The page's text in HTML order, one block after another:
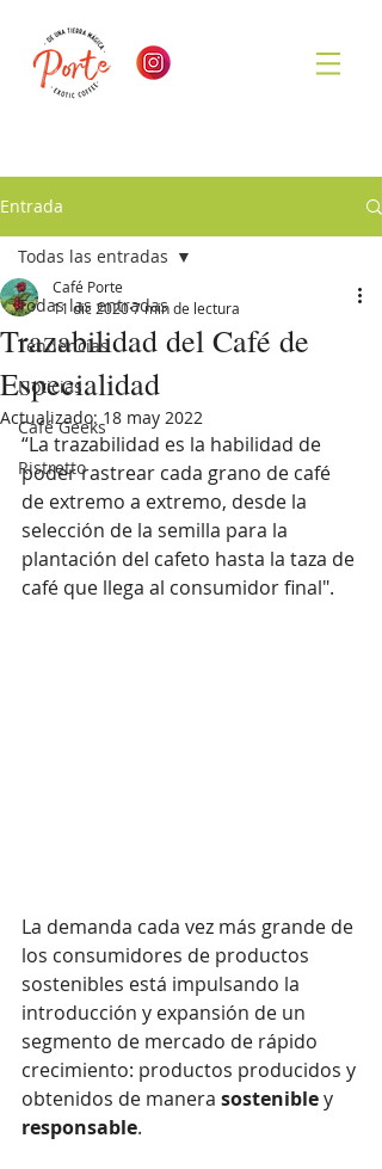
Entrada
Todas las entradas
Tendencias
Noticias
Café Geeks
Ristretto
Todas las entradas
Trazabilidad del Café de
Especialidad
Café Porte
11 dic 20207 min de lectura
Actualizado: 18 may 2022
“La trazabilidad es la habilidad de
poder rastrear cada grano de café
de extremo a extremo, desde la
selección de la semilla para la
plantación del cafeto hasta la taza de
café que llega al consumidor final".
La demanda cada vez más grande de
los consumidores de productos
sostenibles está impulsando la
introducción y expansión de un
segmento de mercado de rápido
crecimiento: productos producidos y
obtenidos de manera sostenible y
responsable.